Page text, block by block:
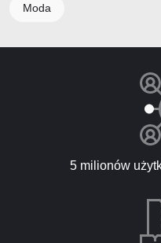
Moda
5 milionów